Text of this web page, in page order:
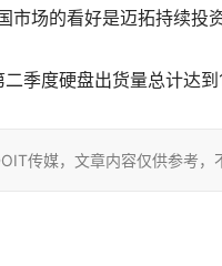
市场的看好是迈拓持续投
季度硬盘出货量总计达到
传媒，文章内容仅供参考，